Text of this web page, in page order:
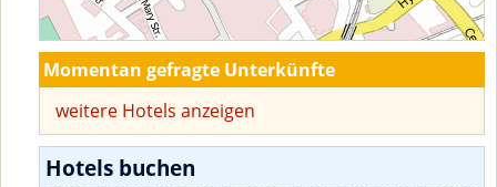
Momentan gefragte Unterkünfte
weitere Hotels anzeigen
Hotels buchen